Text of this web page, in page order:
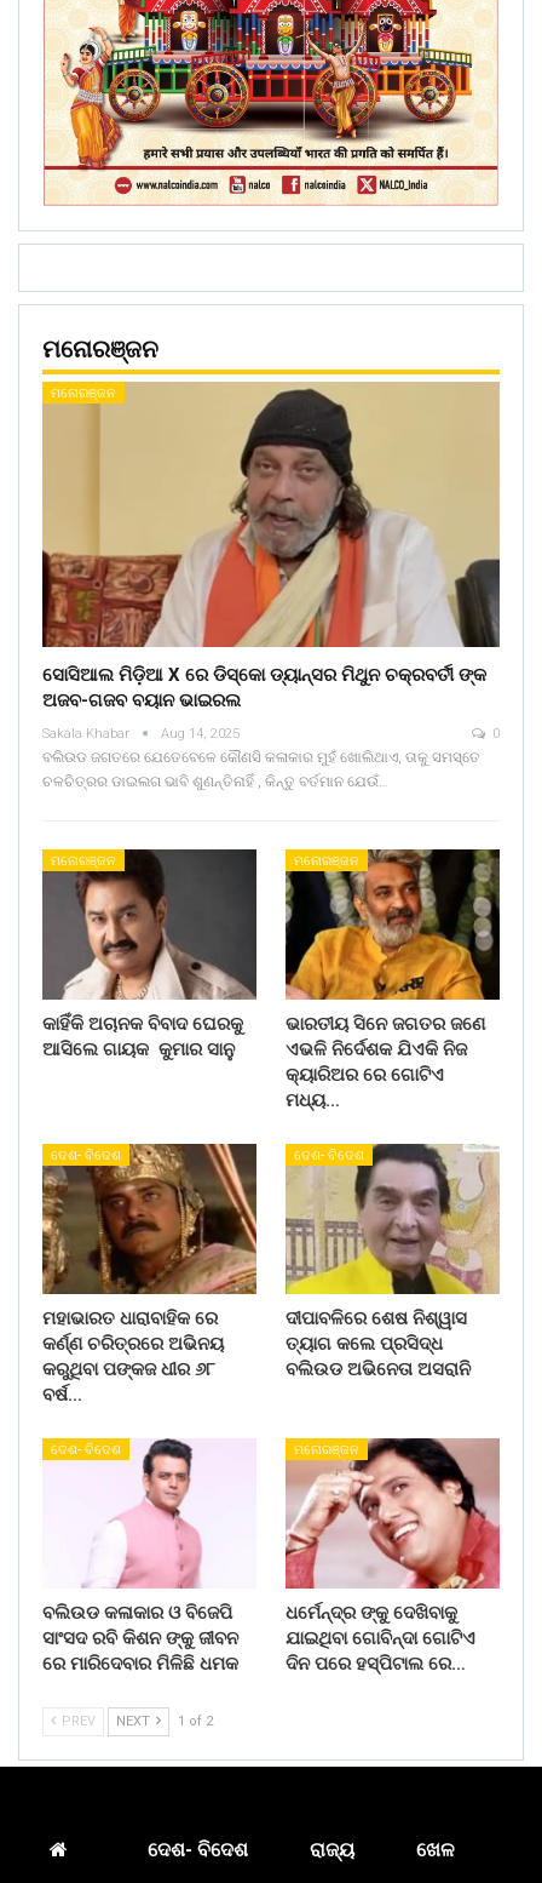
ମନୋରଞ୍ଜନ
ମନୋରଞ୍ଜନ
ସୋସିଆଲ ମିଡ଼ିଆ X ରେ ଡିସ୍କୋ ଡ୍ୟାନ୍ସର ମିଥୁନ ଚକ୍ରବର୍ତୀ ଙ୍କ
ଅଜବ-ଗଜବ ବୟାନ ଭାଇରଲ
Sakala Khabar Aug 14, 2025 0
ବଲିଉଡ ଜଗତରେ ଯେତେବେଳେ କୌଣସି କଳାକାର ମୁହଁ ଖୋଲିଥାଏ, ତାକୁ ସମସ୍ତେ
ଚଳଚିତ୍ରର ଡାଇଲଗ ଭାବି ଶୁଣନ୍ତିନାହିଁ , କିନ୍ତୁ ବର୍ତମାନ ଯେଉଁ…
ମନୋରଞ୍ଜନ
କାହିଁକି ଅଚାନକ ବିବାଦ ଘେରକୁ
ଆସିଲେ ଗାୟକ କୁମାର ସାନୁ
ମନୋରଞ୍ଜନ
ଭାରତୀୟ ସିନେ ଜଗତର ଜଣେ
ଏଭଳି ନିର୍ଦେଶକ ଯିଏକି ନିଜ
କ୍ୟାରିଅର ରେ ଗୋଟିଏ
ମଧ୍ୟ…
ଦେଶ- ବିଦେଶ
ମହାଭାରତ ଧାରାବାହିକ ରେ
କର୍ଣ୍ଣ ଚରିତ୍ରରେ ଅଭିନୟ
କରୁଥିବା ପଙ୍କଜ ଧୀର ୬୮
ବର୍ଷ…
ଦେଶ- ବିଦେଶ
ଦୀପାବଳିରେ ଶେଷ ନିଶ୍ୱାସ
ତ୍ୟାଗ କଲେ ପ୍ରସିଦ୍ଧ
ବଲିଉଡ ଅଭିନେତା ଅସରାନି
ଦେଶ- ବିଦେଶ
ବଲିଉଡ କଳାକାର ଓ ବିଜେପି
ସାଂସଦ ରବି କିଶନ ଙ୍କୁ ଜୀବନ
ରେ ମାରିଦେବାର ମିଳିଛି ଧମକ
ମନୋରଞ୍ଜନ
ଧର୍ମେନ୍ଦ୍ର ଙ୍କୁ ଦେଖିବାକୁ
ଯାଇଥିବା ଗୋବିନ୍ଦା ଗୋଟିଏ
ଦିନ ପରେ ହସ୍ପିଟାଲ ରେ…
PREV NEXT 1 of 2
ଦେଶ- ବିଦେଶ ରାଜ୍ୟ ଖେଳ